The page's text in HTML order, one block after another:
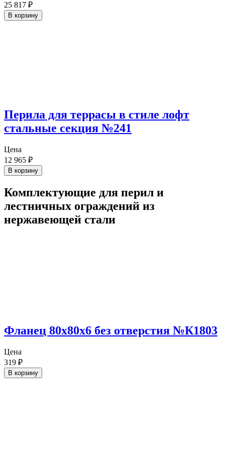
25 817 ₽
В корзину
Перила для террасы в стиле лофт
стальные секция №241
Цена
12 965 ₽
В корзину
Комплектующие для перил и
лестничных ограждений из
нержавеющей стали
Фланец 80х80х6 без отверстия №К1803
Цена
319 ₽
В корзину